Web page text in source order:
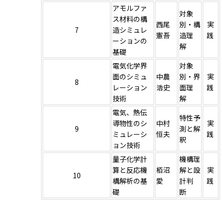
7
アモルファ
ス材料の構
造シミュレ
ーションの
基礎
西尾
憲吾
対象
別・構
造理
解
実
践
8
電気化学界
面のシミュ
レーション
技術
中農
浩史
対象
別・界
面理
解
実
践
9
電気、熱伝
導物性のシ
ミュレーシ
ョン技術
中村
恒夫
特性予
測と解
釈
実
践
10
量子化学計
算と反応機
構解析の基
礎
栢沼
愛
機構理
解と設
計判
断
実
践